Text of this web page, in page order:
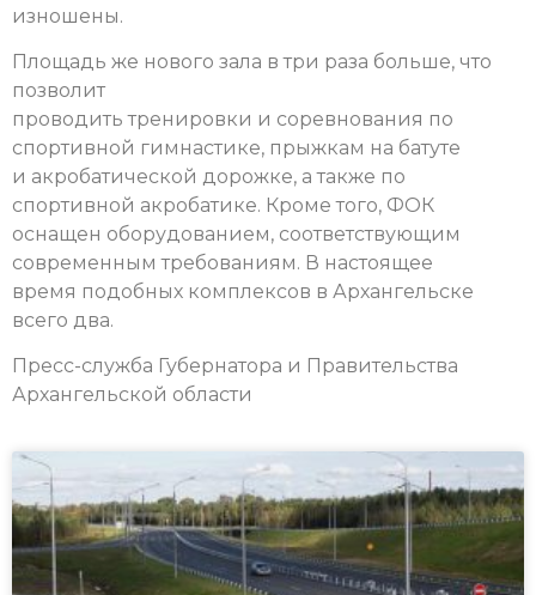
изношены.
Площадь же нового зала в три раза больше, что
позволит
проводить тренировки и соревнования по
спортивной гимнастике, прыжкам на батуте
и акробатической дорожке, а также по
спортивной акробатике. Кроме того, ФОК
оснащен оборудованием, соответствующим
современным требованиям. В настоящее
время подобных комплексов в Архангельске
всего два.
Пресс-служба Губернатора и Правительства
Архангельской области